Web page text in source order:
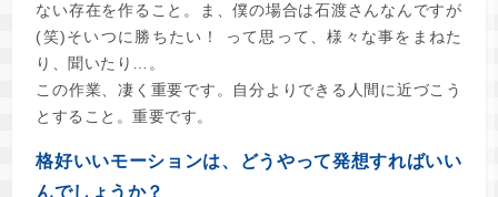
ない存在を作ること。ま、僕の場合は石渡さんなんですが
(笑)そいつに勝ちたい！ って思って、様々な事をまねた
り、聞いたり…。
この作業、凄く重要です。自分よりできる人間に近づこう
とすること。重要です。
格好いいモーションは、どうやって発想すればいい
んでしょうか？